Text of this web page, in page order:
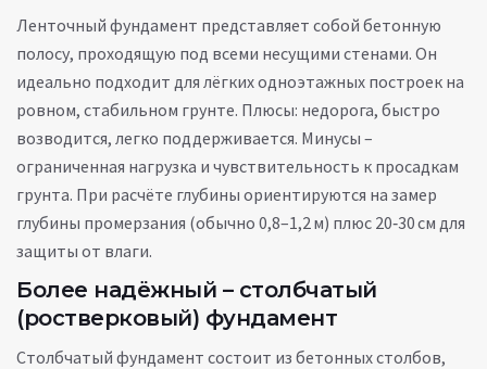
Ленточный фундамент представляет собой бетонную
полосу, проходящую под всеми несущими стенами. Он
идеально подходит для лёгких одноэтажных построек на
ровном, стабильном грунте. Плюсы: недорога, быстро
возводится, легко поддерживается. Минусы –
ограниченная нагрузка и чувствительность к просадкам
грунта. При расчёте глубины ориентируются на замер
глубины промерзания (обычно 0,8–1,2 м) плюс 20‑30 см для
защиты от влаги.
Более надёжный – столбчатый
(ростверковый) фундамент
Столбчатый фундамент состоит из бетонных столбов,